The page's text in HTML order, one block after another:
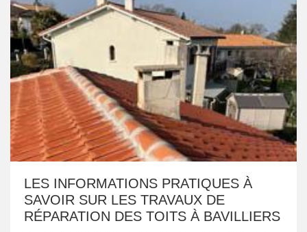
LES INFORMATIONS PRATIQUES À
SAVOIR SUR LES TRAVAUX DE
RÉPARATION DES TOITS À BAVILLIERS